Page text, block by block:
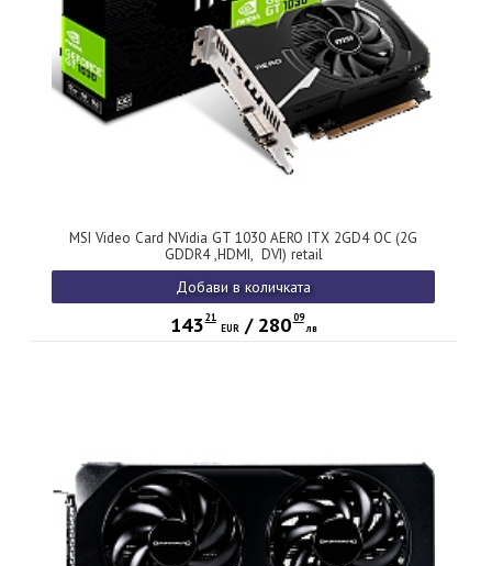
MSI Video Card NVidia GT 1030 AERO ITX 2GD4 OC (2G
GDDR4 ,HDMI, DVI) retail
Добави в количката
143 21
EUR/ 280 09
лв